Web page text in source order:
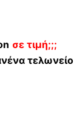
σε τιμή;;;
τελωνείο